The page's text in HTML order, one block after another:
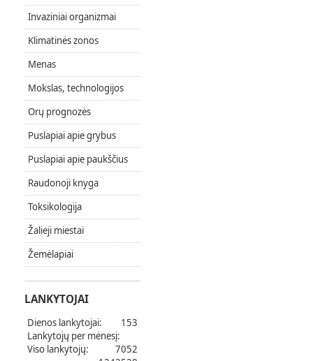
Invaziniai organizmai
Klimatinės zonos
Menas
Mokslas, technologijos
Orų prognozės
Puslapiai apie grybus
Puslapiai apie paukščius
Raudonoji knyga
Toksikologija
Žalieji miestai
Žemėlapiai
LANKYTOJAI
Dienos lankytojai:
153
Lankytojų per mėnesį:
7052
Viso lankytojų: